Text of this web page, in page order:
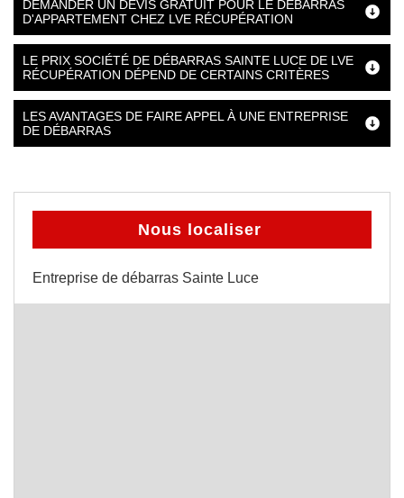
DEMANDER UN DEVIS GRATUIT POUR LE DÉBARRAS
D'APPARTEMENT CHEZ LVE RÉCUPÉRATION
LE PRIX SOCIÉTÉ DE DÉBARRAS SAINTE LUCE DE LVE
RÉCUPÉRATION DÉPEND DE CERTAINS CRITÈRES
LES AVANTAGES DE FAIRE APPEL À UNE ENTREPRISE
DE DÉBARRAS
Nous localiser
Entreprise de débarras Sainte Luce